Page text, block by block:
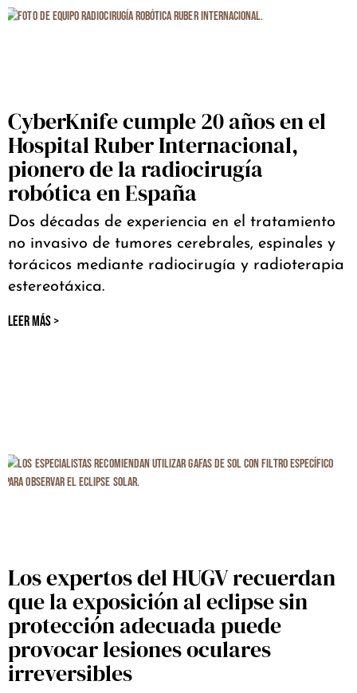
CyberKnife cumple 20 años en el
Hospital Ruber Internacional,
pionero de la radiocirugía
robótica en España
Dos décadas de experiencia en el tratamiento
no invasivo de tumores cerebrales, espinales y
torácicos mediante radiocirugía y radioterapia
estereotáxica.
LEER MÁS >
Los expertos del HUGV recuerdan
que la exposición al eclipse sin
protección adecuada puede
provocar lesiones oculares
irreversibles